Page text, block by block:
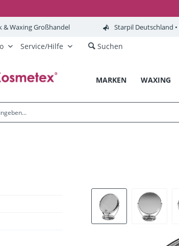
& Waxing Großhandel Starpil Deutschland
Service/Hilfe Suchen
MARKEN WAXING